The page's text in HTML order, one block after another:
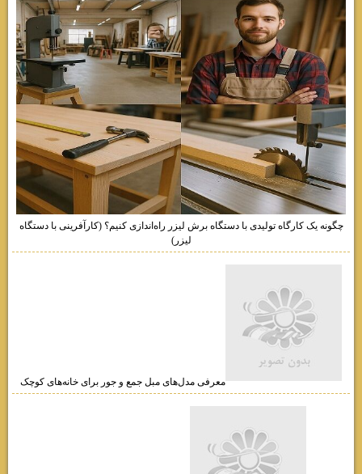
چگونه یک کارگاه تولیدی با دستگاه برش لیزر راه‌اندازی کنیم؟ (کارآفرینی با دستگاه
لیزر)
معرفی مدل‌های مبل جمع و جور برای خانه‌های کوچک